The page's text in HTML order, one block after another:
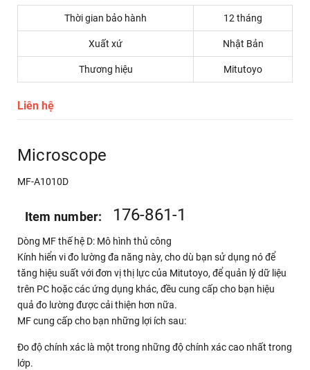
Thời gian bảo hành 12 tháng
Xuất xứ Nhật Bản
Thương hiệu Mitutoyo
Liên hệ
Microscope
MF-A1010D
Item number: 176-861-1
Dòng MF thế hệ D: Mô hình thủ công
Kính hiển vi đo lường đa năng này, cho dù bạn sử dụng nó để
tăng hiệu suất với đơn vị thị lực của Mitutoyo, để quản lý dữ liệu
trên PC hoặc các ứng dụng khác, đều cung cấp cho bạn hiệu
quả đo lường được cải thiện hơn nữa.
MF cung cấp cho bạn những lợi ích sau:
Đo độ chính xác là một trong những độ chính xác cao nhất trong
lớp.